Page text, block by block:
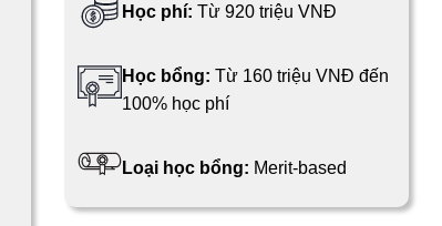
Học phí: Từ 920 triệu VNĐ
Học bổng: Từ 160 triệu VNĐ đến
100% học phí
Loại học bổng: Merit-based